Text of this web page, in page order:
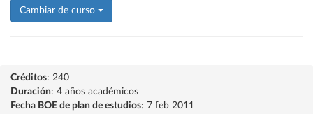
Cambiar de curso
Créditos: 240
Duración: 4 años académicos
Fecha BOE de plan de estudios: 7 feb 2011